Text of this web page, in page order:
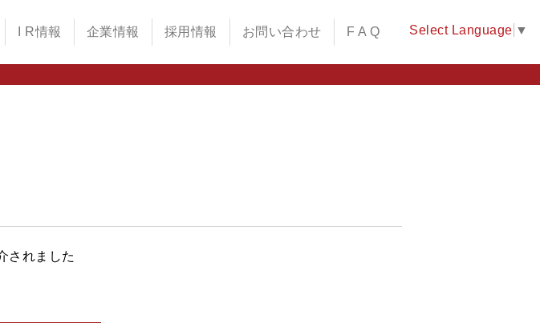
I R情報 企業情報 採用情報 お問い合わせ F A Q Select Language ▼
されました